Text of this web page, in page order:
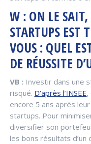
W : ON LE
STARTUPS EST
VOUS : QUEL
DE RÉUSSITE
VB : Investir dans une
risqué. D’après l’INSEE,
encore 5 ans après
startups. Pour
diversifier son
les bons résultats